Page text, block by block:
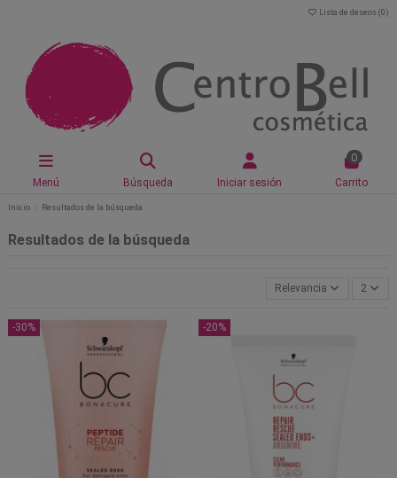
Lista de deseos (0 )
Menú Búsqueda Iniciar sesión
0
Carrito
Inicio Resultados de la búsqueda
Resultados de la búsqueda
Relevancia 2
-30% -20%